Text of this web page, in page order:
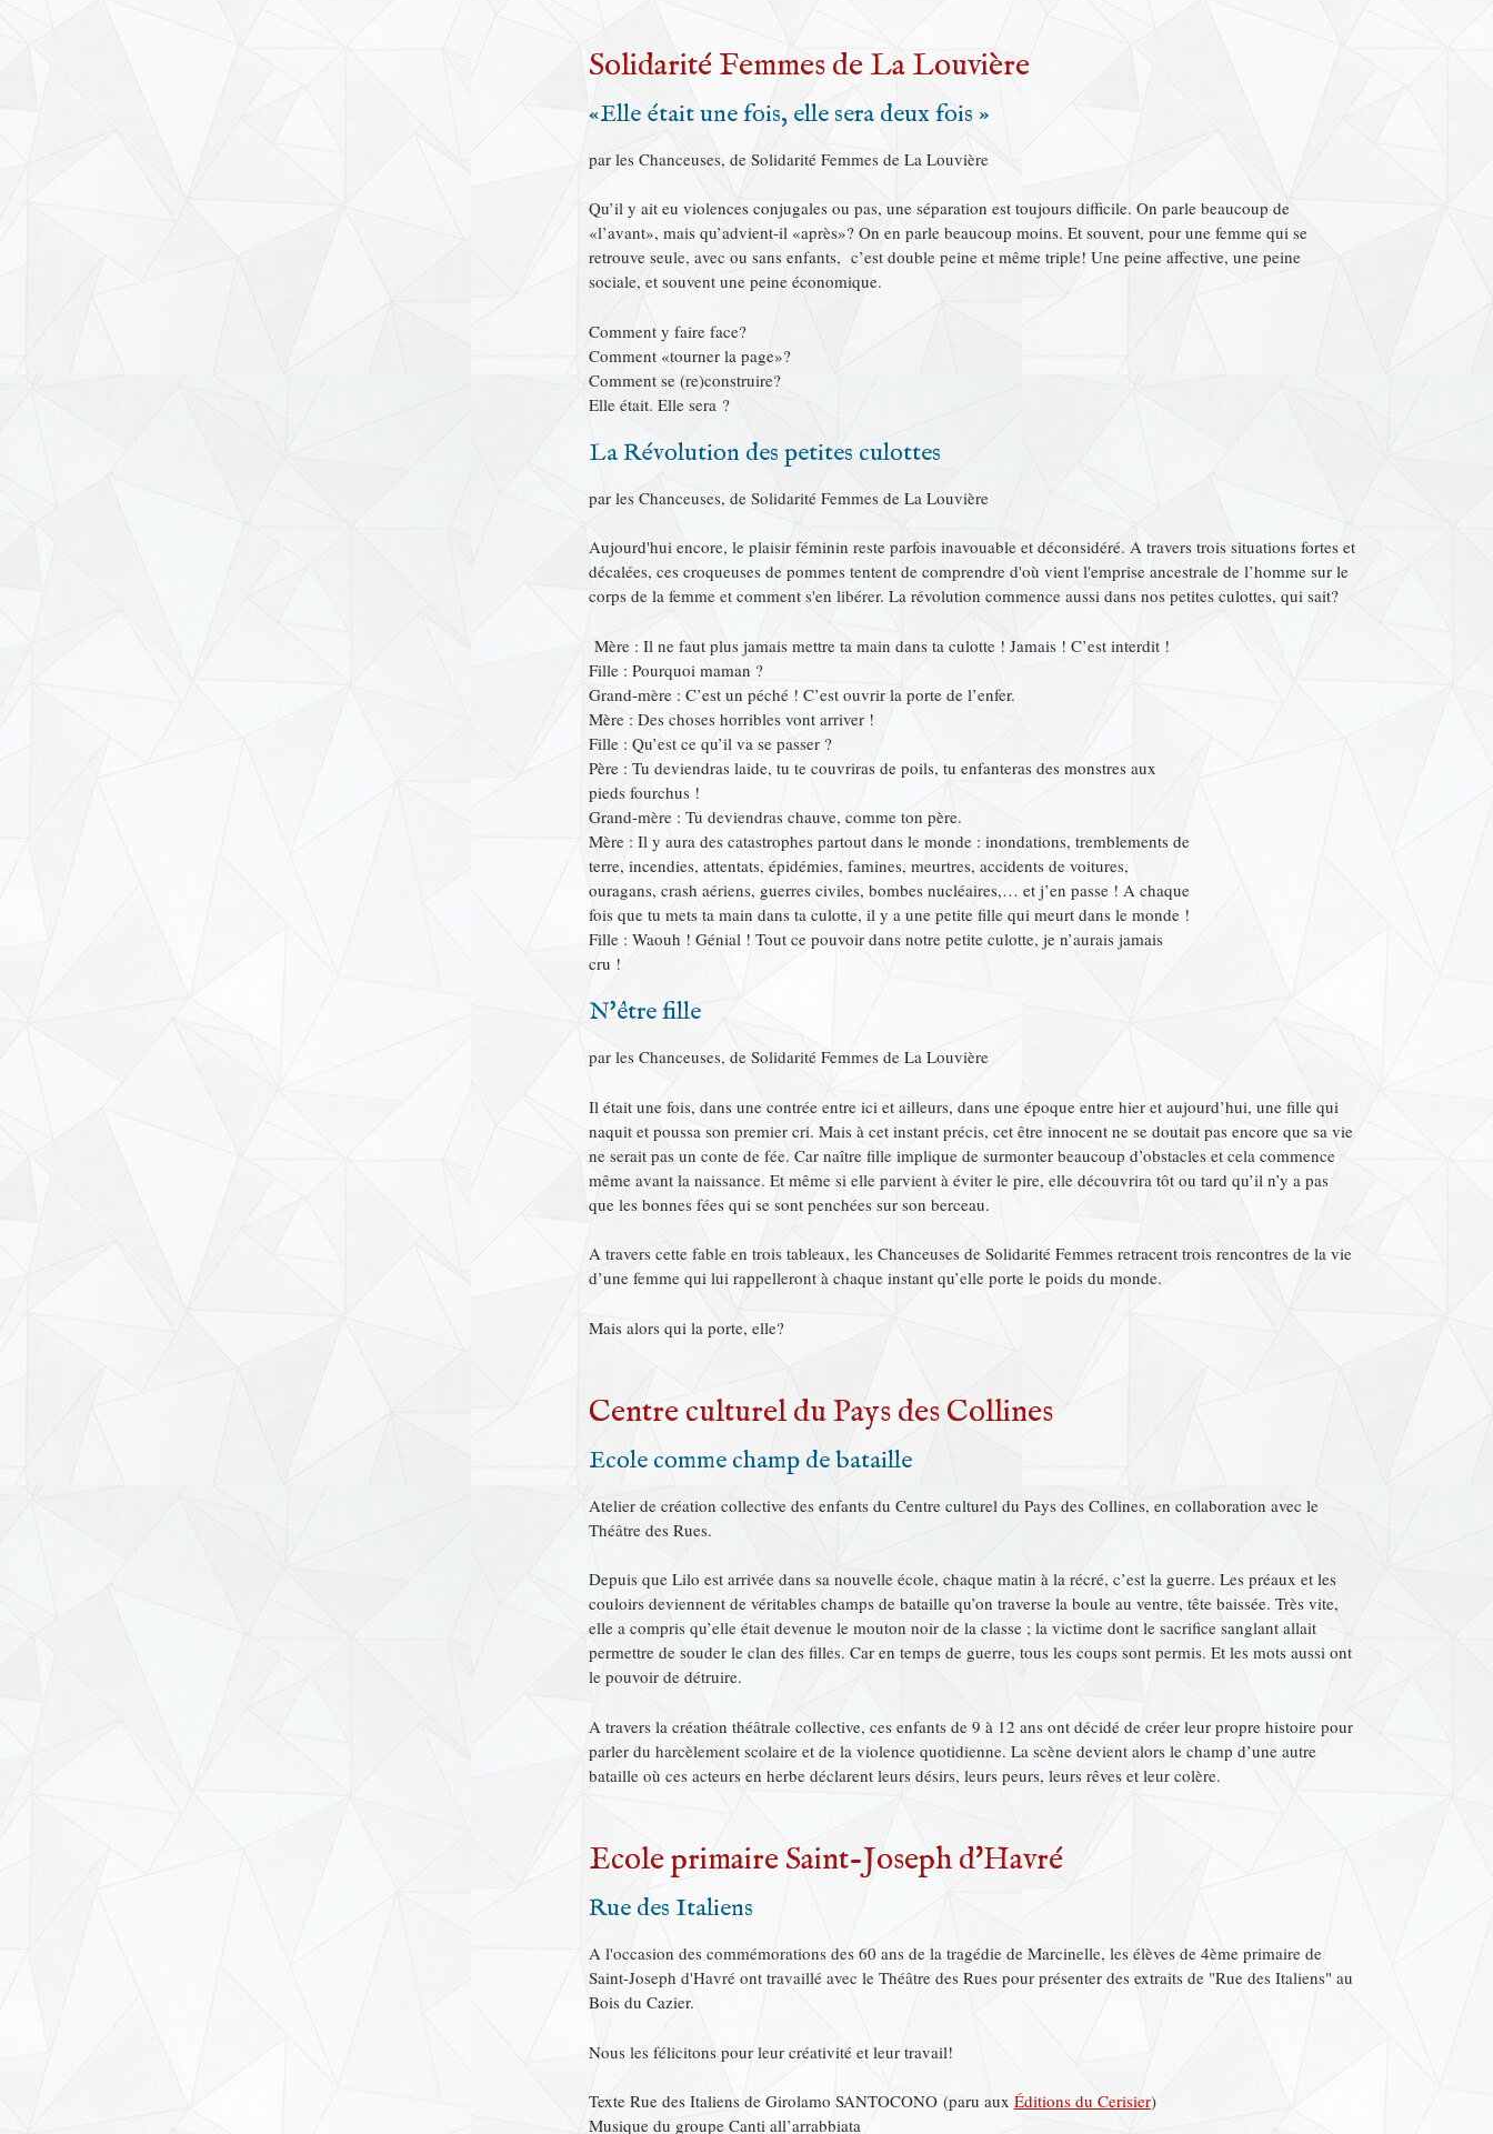
Solidarité Femmes de La Louvière
«Elle était une fois, elle sera deux fois »
par les Chanceuses, de Solidarité Femmes de La Louvière
Qu’il y ait eu violences conjugales ou pas, une séparation est toujours difficile. On parle beaucoup de
«l’avant», mais qu’advient-il «après»? On en parle beaucoup moins. Et souvent, pour une femme qui se
retrouve seule, avec ou sans enfants, c’est double peine et même triple! Une peine affective, une peine
sociale, et souvent une peine économique.
Comment y faire face?
Comment «tourner la page»?
Comment se (re)construire?
Elle était. Elle sera ?
La Révolution des petites culottes
par les Chanceuses, de Solidarité Femmes de La Louvière
Aujourd'hui encore, le plaisir féminin reste parfois inavouable et déconsidéré. A travers trois situations fortes et
décalées, ces croqueuses de pommes tentent de comprendre d'où vient l'emprise ancestrale de l’homme sur le
corps de la femme et comment s'en libérer. La révolution commence aussi dans nos petites culottes, qui sait?
Mère : Il ne faut plus jamais mettre ta main dans ta culotte ! Jamais ! C’est interdit !
Fille : Pourquoi maman ?
Grand-mère : C’est un péché ! C’est ouvrir la porte de l’enfer.
Mère : Des choses horribles vont arriver !
Fille : Qu’est ce qu’il va se passer ?
Père : Tu deviendras laide, tu te couvriras de poils, tu enfanteras des monstres aux
pieds fourchus !
Grand-mère : Tu deviendras chauve, comme ton père.
Mère : Il y aura des catastrophes partout dans le monde : inondations, tremblements de
terre, incendies, attentats, épidémies, famines, meurtres, accidents de voitures,
ouragans, crash aériens, guerres civiles, bombes nucléaires,… et j’en passe ! A chaque
fois que tu mets ta main dans ta culotte, il y a une petite fille qui meurt dans le monde !
Fille : Waouh ! Génial ! Tout ce pouvoir dans notre petite culotte, je n’aurais jamais
cru !
N'être fille
par les Chanceuses, de Solidarité Femmes de La Louvière
Il était une fois, dans une contrée entre ici et ailleurs, dans une époque entre hier et aujourd’hui, une fille qui
naquit et poussa son premier cri. Mais à cet instant précis, cet être innocent ne se doutait pas encore que sa vie
ne serait pas un conte de fée. Car naître fille implique de surmonter beaucoup d’obstacles et cela commence
même avant la naissance. Et même si elle parvient à éviter le pire, elle découvrira tôt ou tard qu’il n’y a pas
que les bonnes fées qui se sont penchées sur son berceau.
A travers cette fable en trois tableaux, les Chanceuses de Solidarité Femmes retracent trois rencontres de la vie
d’une femme qui lui rappelleront à chaque instant qu’elle porte le poids du monde.
Mais alors qui la porte, elle?
Centre culturel du Pays des Collines
Ecole comme champ de bataille
Atelier de création collective des enfants du Centre culturel du Pays des Collines, en collaboration avec le
Théâtre des Rues.
Depuis que Lilo est arrivée dans sa nouvelle école, chaque matin à la récré, c’est la guerre. Les préaux et les
couloirs deviennent de véritables champs de bataille qu’on traverse la boule au ventre, tête baissée. Très vite,
elle a compris qu’elle était devenue le mouton noir de la classe ; la victime dont le sacrifice sanglant allait
permettre de souder le clan des filles. Car en temps de guerre, tous les coups sont permis. Et les mots aussi ont
le pouvoir de détruire.
A travers la création théâtrale collective, ces enfants de 9 à 12 ans ont décidé de créer leur propre histoire pour
parler du harcèlement scolaire et de la violence quotidienne. La scène devient alors le champ d’une autre
bataille où ces acteurs en herbe déclarent leurs désirs, leurs peurs, leurs rêves et leur colère.
Ecole primaire Saint-Joseph d'Havré
Rue des Italiens
A l'occasion des commémorations des 60 ans de la tragédie de Marcinelle, les élèves de 4ème primaire de
Saint-Joseph d'Havré ont travaillé avec le Théâtre des Rues pour présenter des extraits de "Rue des Italiens" au
Bois du Cazier.
Nous les félicitons pour leur créativité et leur travail!
Texte Rue des Italiens de Girolamo SANTOCONO (paru aux Éditions du Cerisier)
Musique du groupe Canti all’arrabbiata